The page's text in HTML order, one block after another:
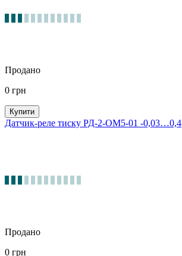
Продано
0 грн
Купити
Датчик-реле тиску РД-2-ОМ5-01 -0,03…0,4
Продано
0 грн